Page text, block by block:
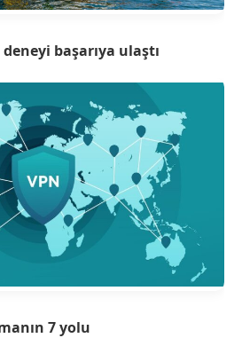
başarıya ulaştı
7 yolu